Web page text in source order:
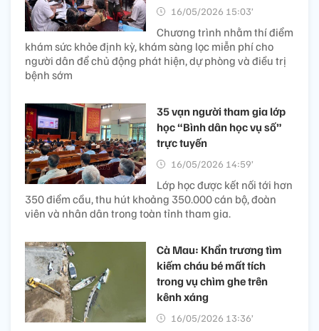
16/05/2026 15:03’
Chương trình nhằm thí điểm
khám sức khỏe định kỳ, khám sàng lọc miễn phí cho
người dân để chủ động phát hiện, dự phòng và điều trị
bệnh sớm
35 vạn người tham gia lớp
học “Bình dân học vụ số”
trực tuyến
16/05/2026 14:59’
Lớp học được kết nối tới hơn
350 điểm cầu, thu hút khoảng 350.000 cán bộ, đoàn
viên và nhân dân trong toàn tỉnh tham gia.
Cà Mau: Khẩn trương tìm
kiếm cháu bé mất tích
trong vụ chìm ghe trên
kênh xáng
16/05/2026 13:36’